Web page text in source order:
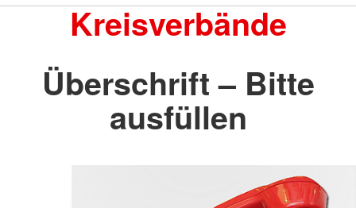
Kreisverbände
Überschrift – Bitte
ausfüllen